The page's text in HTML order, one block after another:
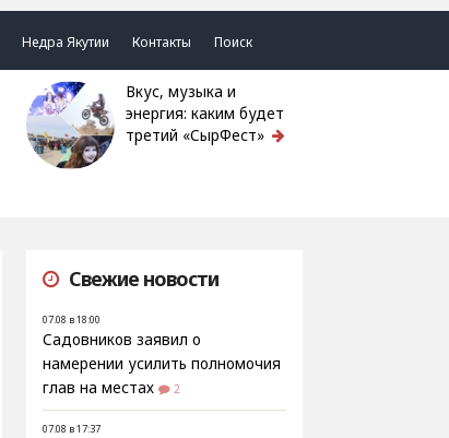
Недра Якутии Контакты Поиск
Вкус, музыка и
энергия: каким будет
третий «СырФест»
Свежие новости
07.08 в 18:00
Садовников заявил о
намерении усилить полномочия
глав на местах
2
07.08 в 17:37